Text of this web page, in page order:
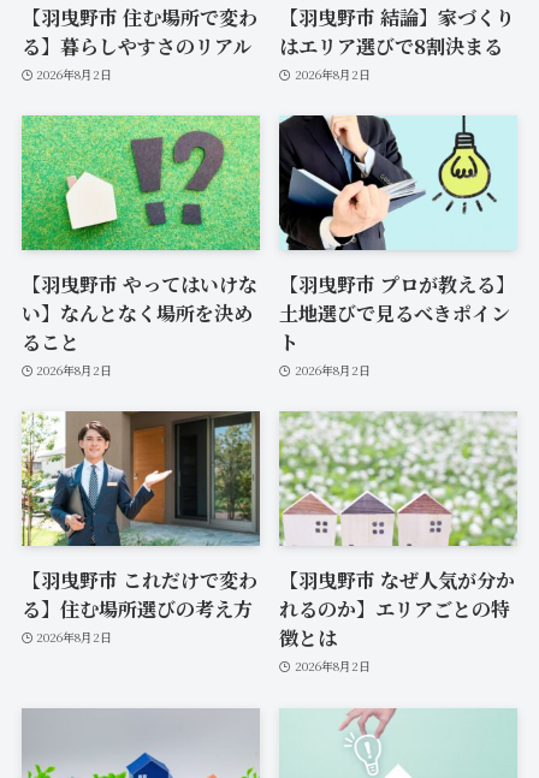
【羽曳野市 住む場所で変わ
る】暮らしやすさのリアル
2026年8月2日
【羽曳野市 結論】家づくり
はエリア選びで8割決まる
2026年8月2日
【羽曳野市 やってはいけな
い】なんとなく場所を決め
ること
2026年8月2日
【羽曳野市 プロが教える】
土地選びで見るべきポイン
ト
2026年8月2日
【羽曳野市 これだけで変わ
る】住む場所選びの考え方
2026年8月2日
【羽曳野市 なぜ人気が分か
れるのか】エリアごとの特
徴とは
2026年8月2日